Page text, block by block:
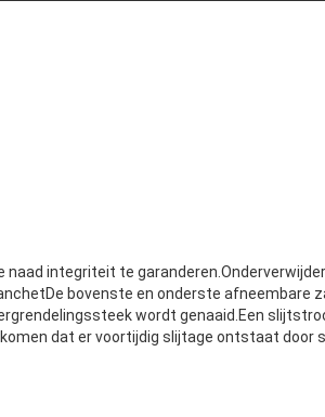
naad integriteit te
bovenste en onderste afneembare
wordt genaaid.Een
dat er voortijdig slijtage ontstaat door